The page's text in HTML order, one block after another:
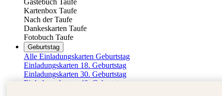
Gästebuch Taufe
Kartenbox Taufe
Nach der Taufe
Dankeskarten Taufe
Fotobuch Taufe
Geburtstag
Alle Einladungskarten Geburtstag
Einladungskarten 18. Geburtstag
Einladungskarten 30. Geburtstag
Einladungskarten 40. Geburtstag